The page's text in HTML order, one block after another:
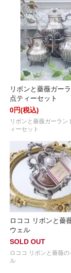
リボンと薔薇ガー
点ティーセット
0円(税込)
リボンと薔薇ガーラン
ィーセット
ロココ リボンと薔
ウェル
SOLD OUT
ロココ リボンと薔薇の
ル